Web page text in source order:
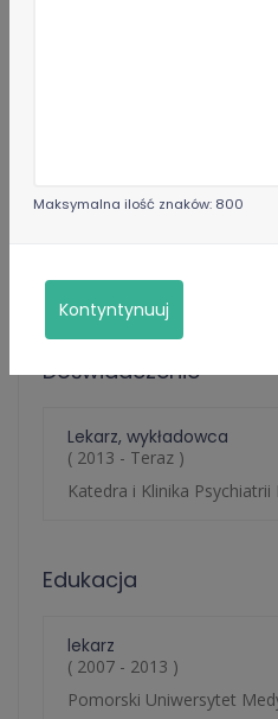
Psychiatric consultation in
Doświadczenie
Lekarz, wykładowca
( 2013 - Teraz )
Katedra i Klinika Psychiatrii
Edukacja
lekarz
( 2007 - 2013 )
Pomorski Uniwersytet
Maksymalna ilość znaków: 800
Kontyntynuuj